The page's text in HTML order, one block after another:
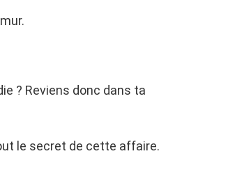
? Reviens donc dans ta
le secret de cette affaire.